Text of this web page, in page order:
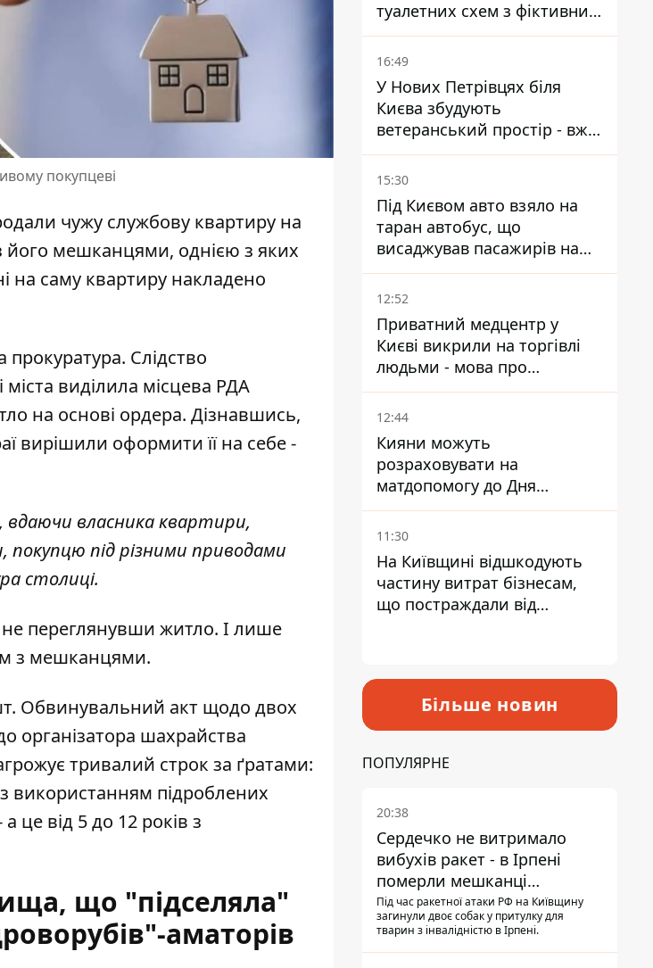
покупцеві
чужу службову квартиру на
його мешканцями, однією з яких
на саму квартиру накладено
прокуратура. Слідство
виділила місцева РДА
на основі ордера. Дізнавшись,
вирішили оформити її на себе -
вдаючи власника квартири,
покупцю під різними приводами
столиці.
переглянувши житло. І лише
з мешканцями.
Обвинувальний акт щодо двох
організатора шахрайства
тривалий строк за ґратами:
використанням підроблених
це від 5 до 12 років з
що "підселяла"
аматорів
туалетних схем з фіктивним
будинком
16:49
У Нових Петрівцях біля
Києва збудують
ветеранський простір - вже
знайшли проєктанта
15:30
Під Києвом авто взяло на
таран автобус, що
висаджував пасажирів на
зупинці - пасажирка в
лікарні
12:52
Приватний медцентр у
Києві викрили на торгівлі
людьми - мова про
сурогатне материнство
12:44
Кияни можуть
розраховувати на
матдопомогу до Дня
незалежності - кому її
дадуть
11:30
На Київщині відшкодують
частину витрат бізнесам,
що постраждали від
Більше новин
ПОПУЛЯРНЕ
20:38
Сердечко не витримало
вибухів ракет - в Ірпені
померли мешканці
притулку для собак з
інвалідністю
Під час ракетної атаки РФ на Київщину
загинули двоє собак у притулку для
тварин з інвалідністю в Ірпені.